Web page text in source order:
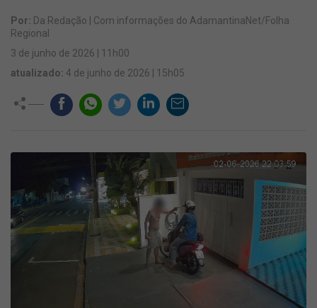
Por: Da Redação | Com informações do AdamantinaNet/Folha
Regional
3 de junho de 2026 | 11h00
atualizado: 4 de junho de 2026 | 15h05